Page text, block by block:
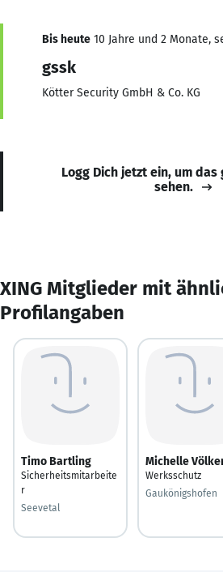
Bis heute 10 Jahre und 2 Monate,
gssk
Kötter Security GmbH & Co. KG
Logg Dich jetzt ein, um das
sehen.
XING Mitglieder mit
Profilangaben
Timo Bartling
Sicherheitsmitarbeite
r
Seevetal
Michelle
Werksschutz
Gaukönigshofen